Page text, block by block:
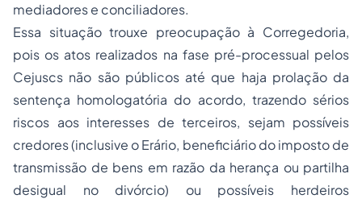
mediadores e conciliadores.
Essa situação trouxe preocupação à Corregedoria,
pois os atos realizados na fase pré-processual pelos
Cejuscs não são públicos até que haja prolação da
sentença homologatória do acordo, trazendo sérios
riscos aos interesses de terceiros, sejam possíveis
credores (inclusive o Erário, beneficiário do imposto de
transmissão de bens em razão da herança ou partilha
desigual no divórcio) ou possíveis herdeiros